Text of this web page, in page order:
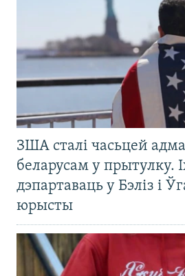
ЗША сталі часьцей
беларусам у прытулку.
дэпартаваць у Бэліз і
юрысты